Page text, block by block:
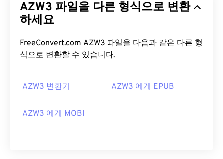
AZW3 파일을 다른 형식으로 변환
하세요
FreeConvert.com AZW3 파일을 다음과 같은 다른 형
식으로 변환할 수 있습니다.
AZW3 변환기 AZW3 에게 EPUB
AZW3 에게 MOBI